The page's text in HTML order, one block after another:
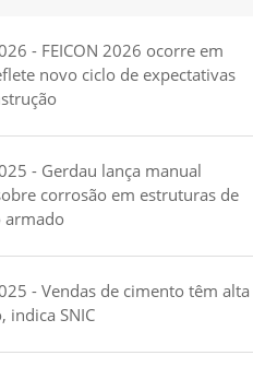
- FEICON 2026 ocorre em
novo ciclo de expectativas
- Gerdau lança manual
corrosão em estruturas de
armado
- Vendas de cimento têm alta
indica SNIC